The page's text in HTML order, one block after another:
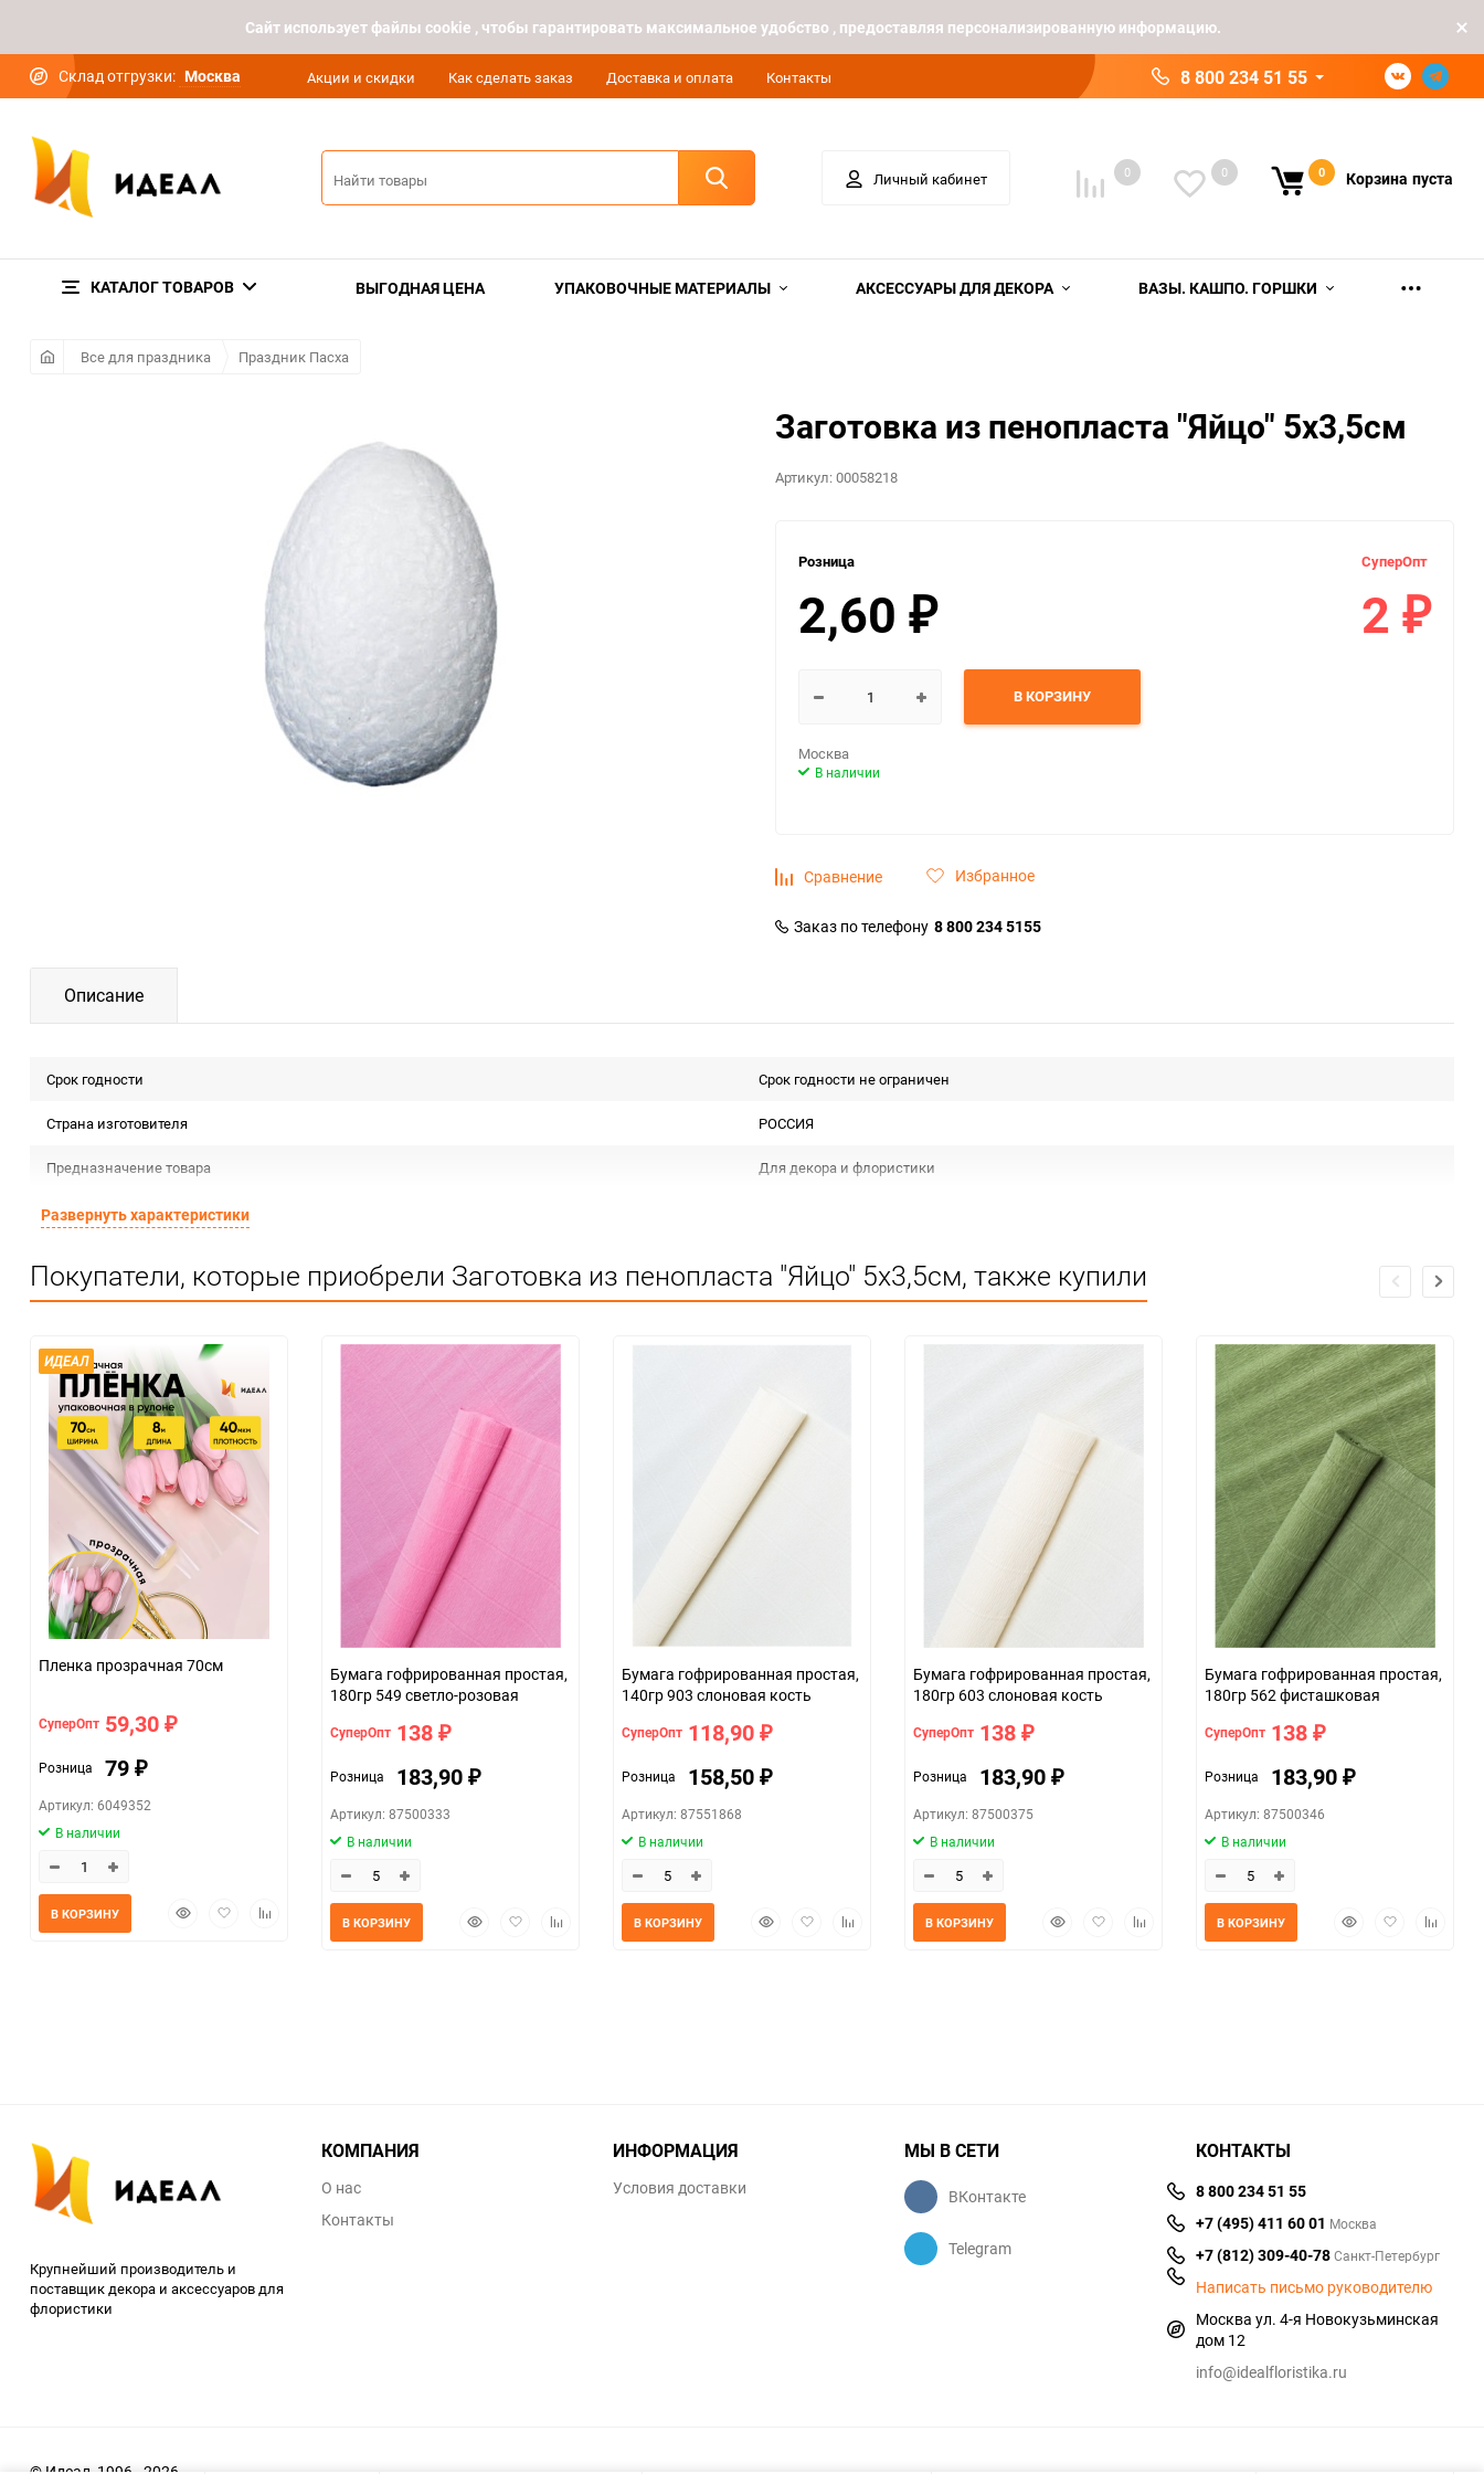
Cайт использует файлы cookie , чтобы гарантировать максимальное удобство , предоставляя персонализированную информацию.
Склад отгрузки: Москва Акции и скидки Как сделать заказ Доставка и оплата Контакты 8 800 234 51 55
Личный кабинет 0 0 0 Корзина пуста
КАТАЛОГ ТОВАРОВ ВЫГОДНАЯ ЦЕНА УПАКОВОЧНЫЕ МАТЕРИАЛЫ АКСЕССУАРЫ ДЛЯ ДЕКОРА ВАЗЫ. КАШПО. ГОРШКИ
Все для праздника Праздник Пасха
Заготовка из пенопласта "Яйцо" 5х3,5см
Артикул:00058218
Розница
2,60 ₽
СуперОпт
2 ₽
В КОРЗИНУ
Москва
В наличии
Сравнение Избранное
Заказ по телефону 8 800 234 5155
Описание
Срок годности Срок годности не ограничен
Страна изготовителя РОССИЯ
Предназначение товара Для декора и флористики
Сертификация
Минимальное количество 1
Единица измерения
Развернуть характеристики
Покупатели, которые приобрели Заготовка из пенопласта "Яйцо" 5х3,5см, также купили
ИДЕАЛ
Пленка прозрачная 70см
СуперОпт 59,30 ₽
Розница 79 ₽
Артикул: 6049352
В наличии
БыстрыйДобавитьДобавить
В КОРЗИНУ
Бумага гофрированная простая,
180гр 549 светло-розовая
СуперОпт 138 ₽
Розница 183,90 ₽
Артикул: 87500333
В наличии
БыстрыйДобавитьДобавить
В КОРЗИНУ
Бумага гофрированная простая,
140гр 903 слоновая кость
СуперОпт 118,90 ₽
Розница 158,50 ₽
Артикул: 87551868
В наличии
БыстрыйДобавитьДобавить
В КОРЗИНУ
Бумага гофрированная простая,
180гр 603 слоновая кость
СуперОпт 138 ₽
Розница 183,90 ₽
Артикул: 87500375
В наличии
БыстрыйДобавитьДобавить
В КОРЗИНУ
Бумага гофрированная простая,
180гр 562 фисташковая
СуперОпт 138 ₽
Розница 183,90 ₽
Артикул: 87500346
В наличии
БыстрыйДобавить
В КОРЗИНУ
Крупнейший производитель и
поставщик декора и аксессуаров для
флористики
КОМПАНИЯ
О нас
Контакты
ИНФОРМАЦИЯ
Условия доставки
МЫ В СЕТИ
ВКонтакте
Telegram
КОНТАКТЫ
8 800 234 51 55
+7 (495) 411 60 01 Москва
+7 (812) 309-40-78Санкт-Петербург
Написать письмо руководителю
Москва ул. 4-я Новокузьминская
дом 12
info@idealfloristika.ru